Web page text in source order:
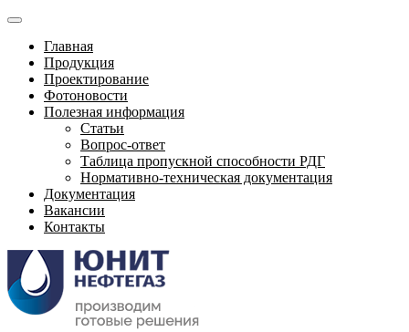
Главная
Продукция
Проектирование
Фотоновости
Полезная информация
Статьи
Вопрос-ответ
Таблица пропускной способности РДГ
Нормативно-техническая документация
Документация
Вакансии
Контакты